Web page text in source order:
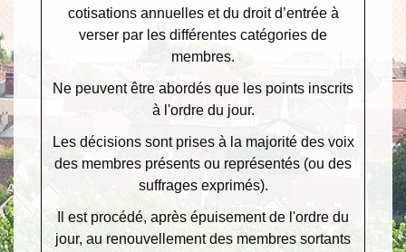
cotisations annuelles et du droit d’entrée à
verser par les différentes catégories de
membres.
Ne peuvent être abordés que les points inscrits
à l'ordre du jour.
Les décisions sont prises à la majorité des voix
des membres présents ou représentés (ou des
suffrages exprimés).
Il est procédé, après épuisement de l'ordre du
jour, au renouvellement des membres sortants